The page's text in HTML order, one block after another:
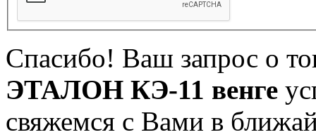
Спасибо! Ваш запрос о
ЭТАЛОН КЭ-11 венге
свяжемся с Вами в